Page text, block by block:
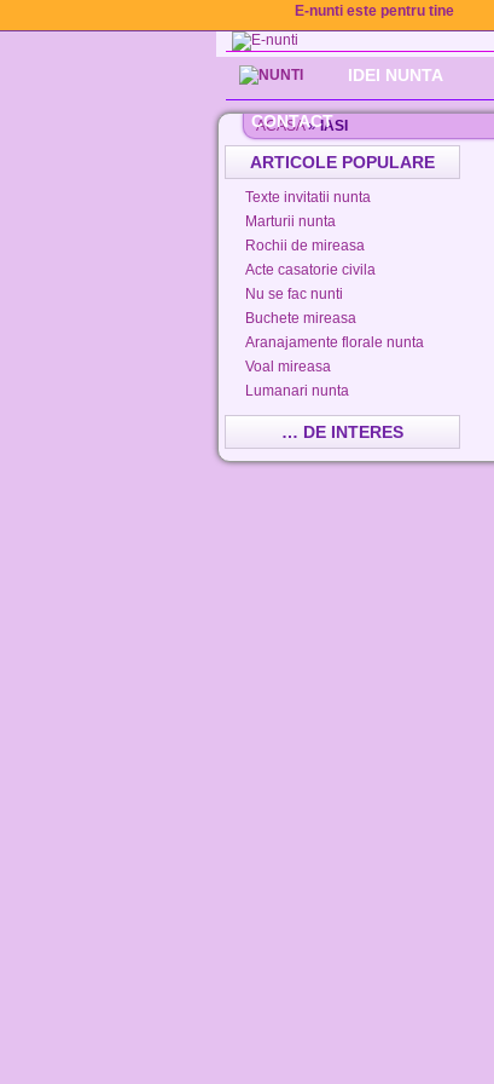
E-nunti este pentru tine
IDEI NUNTA
CONTACT
ACASA»IASI
ARTICOLE POPULARE
Texte invitatii nunta
Marturii nunta
Rochii de mireasa
Acte casatorie civila
Nu se fac nunti
Buchete mireasa
Aranajamente florale nunta
Voal mireasa
Lumanari nunta
… DE INTERES